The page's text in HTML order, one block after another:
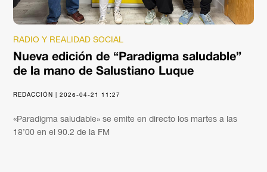
RADIO Y REALIDAD SOCIAL
Nueva edición de “Paradigma saludable”
de la mano de Salustiano Luque
REDACCIÓN | 2026-04-21 11:27
«Paradigma saludable» se emite en directo los martes a las
18’00 en el 90.2 de la FM